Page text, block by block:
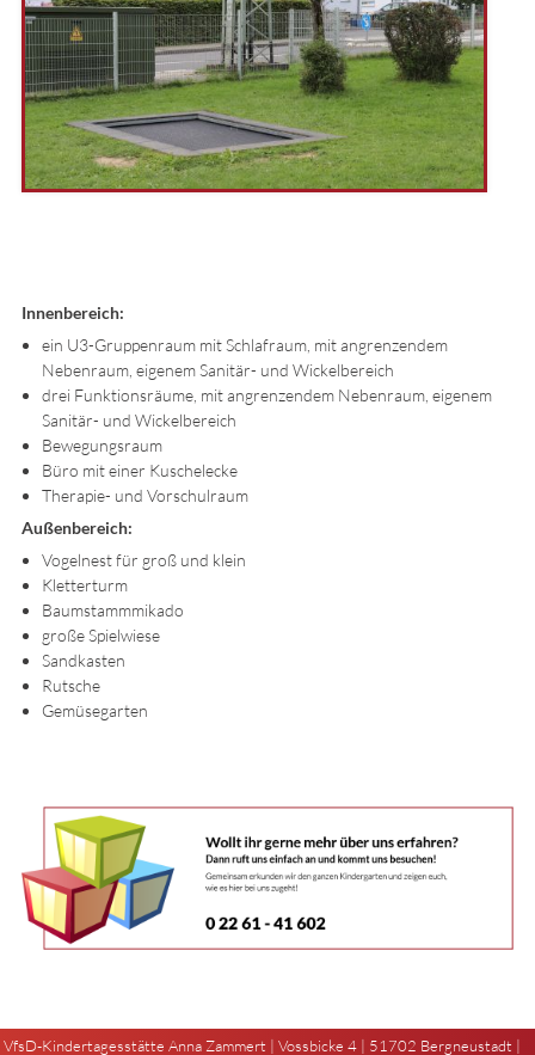
Innenbereich:
ein U3-Gruppenraum mit Schlafraum, mit angrenzendem
Nebenraum, eigenem Sanitär- und Wickelbereich
drei Funktionsräume, mit angrenzendem Nebenraum, eigenem
Sanitär- und Wickelbereich
Bewegungsraum
Büro mit einer Kuschelecke
Therapie- und Vorschulraum
Außenbereich:
Vogelnest für groß und klein
Kletterturm
Baumstammmikado
große Spielwiese
Sandkasten
Rutsche
Gemüsegarten
VfsD-Kindertagesstätte Anna Zammert | Vossbicke 4 | 51702 Bergneustadt |